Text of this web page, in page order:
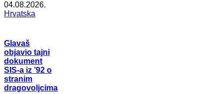
04.08.2026.
Hrvatska
Glavaš
objavio tajni
dokument
SIS-a iz ’92 o
stranim
dragovoljcima